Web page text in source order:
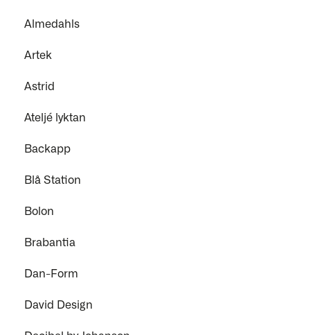
Almedahls
Artek
Astrid
Ateljé lyktan
Backapp
Blå Station
Bolon
Brabantia
Dan-Form
David Design